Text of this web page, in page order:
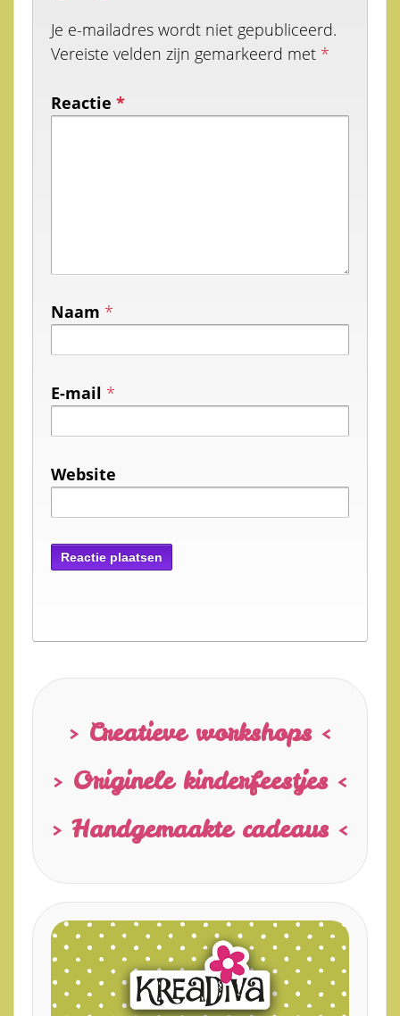
Je e-mailadres wordt niet gepubliceerd.
Vereiste velden zijn gemarkeerd met *
Reactie *
Naam *
E-mail *
Website
> Creatieve workshops <
> Originele kinderfeestjes <
> Handgemaakte cadeaus <